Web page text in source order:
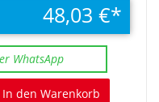
48,03 €
WhatsApp
In den Warenkorb